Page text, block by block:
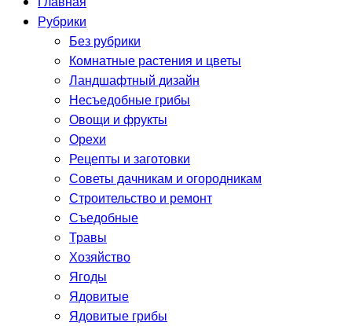
Рубрики
Без рубрики
Комнатные растения и цветы
Ландшафтный дизайн
Несъедобные грибы
Овощи и фрукты
Орехи
Рецепты и заготовки
Советы дачникам и огородникам
Строительство и ремонт
Съедобные
Травы
Хозяйство
Ягоды
Ядовитые
Ядовитые грибы